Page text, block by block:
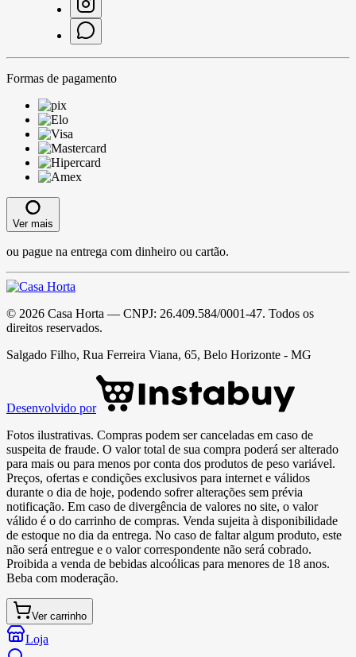
Formas de pagamento
Ver mais
ou pague na entrega com dinheiro ou cartão.
© 2026 Casa Horta — CNPJ: 26.409.584/0001-47. Todos os
direitos reservados.
Salgado Filho, Rua Ferreira Viana, 65, Belo Horizonte - MG
Desenvolvido por
Fotos ilustrativas. Compras podem ser canceladas em caso de
suspeita de fraude. O valor total de sua compra poderá ser alterado
para mais ou para menos por conta dos produtos de peso variável.
Preços, ofertas e condições exclusivos para internet e válidos
durante o dia de hoje, podendo sofrer alterações sem prévia
notificação. Em caso de divergência de valores no site, o valor
válido é o do carrinho de compras. Venda sujeita à disponibilidade
de estoque no dia da entrega. No caso de faltar algum produto, este
não será entregue e o valor correspondente não será cobrado.
Proibida a venda de bebidas alcoólicas para menores de 18 anos.
Beba com moderação.
Ver carrinho
Loja